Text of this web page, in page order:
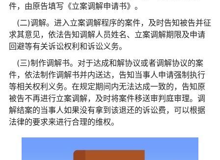
件，由原告填写《立案调解申请书》。
(二)调解。进入立案调解程序的案件，及时告知被告并征
求其意见，依法告知调解人员姓名、立案调解期限及申请
回避等有关诉讼权利和诉讼义务。
(三)制作调解书。对于达成和解协议或者调解协议的案
件，依法制作调解书并内送达，告知当事人申请强制执行
等相关权利义务。在规定期间内无法达成一致的，告知原
被告不再进行立案调解，及时将案件移送审判庭审理。调
解结案的当事人如果没有拿到该退还的诉讼费，可以根据
法律的要求来进行合理的维权。